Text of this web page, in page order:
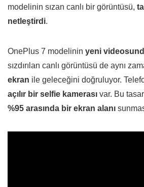
modelinin sızan canlı bir görüntüsü,
netleştirdi.
OnePlus 7 modelinin yeni
sızdırılan canlı görüntüsü de aynı
ekran ile geleceğini doğruluyor.
açılır bir selfie kamerası var. Bu
%95 arasında bir ekran alanı